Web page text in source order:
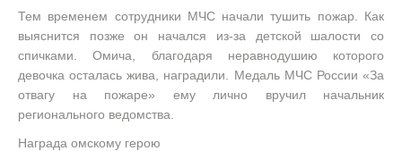
Тем временем сотрудники МЧС начали тушить пожар. Как
выяснится позже он начался из-за детской шалости со
спичками. Омича, благодаря неравнодушию которого
девочка осталась жива, наградили. Медаль МЧС России «За
отвагу на пожаре» ему лично вручил начальник
регионального ведомства.
Награда омскому герою